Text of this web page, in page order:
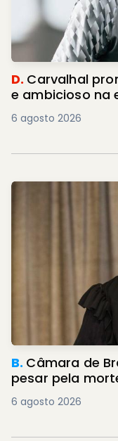
D. Carvalhal
e ambicioso na
6 agosto 2026
B. Câmara de
pesar pela
6 agosto 2026